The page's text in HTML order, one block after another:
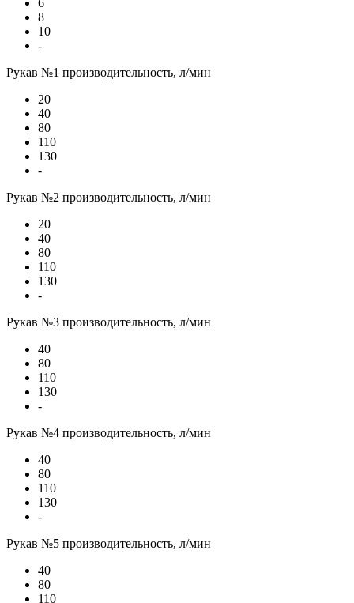
6
8
10
-
Рукав №1 производительность, л/мин
20
40
80
110
130
-
Рукав №2 производительность, л/мин
20
40
80
110
130
-
Рукав №3 производительность, л/мин
40
80
110
130
-
Рукав №4 производительность, л/мин
40
80
110
130
-
Рукав №5 производительность, л/мин
40
80
110